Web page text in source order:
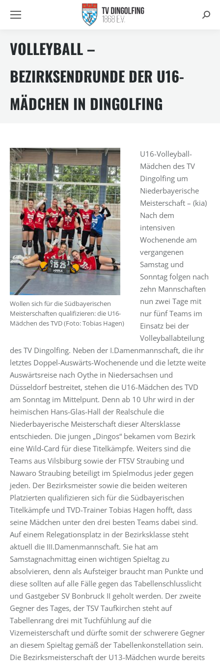
VOLLEYBALL –
BEZIRKSENDRUNDE DER U16-
MÄDCHEN IN DINGOLFING
Wollen sich für die Südbayerischen
Meisterschaften qualifizieren: die U16-
Mädchen des TVD (Foto: Tobias Hagen)
U16-Volleyball-
Mädchen des TV
Dingolfing um
Niederbayerische
Meisterschaft – (kia)
Nach dem
intensiven
Wochenende am
vergangenen
Samstag und
Sonntag folgen nach
zehn Mannschaften
nun zwei Tage mit
nur fünf Teams im
Einsatz bei der
Volleyballabteilung
des TV Dingolfing. Neben der I.Damenmannschaft, die ihr
letztes Doppel-Auswärts-Wochenende und die letzte weite
Auswärtsreise nach Oythe in Niedersachsen und
Düsseldorf bestreitet, stehen die U16-Mädchen des TVD
am Sonntag im Mittelpunt. Denn ab 10 Uhr wird in der
heimischen Hans-Glas-Hall der Realschule die
Niederbayerische Meisterschaft dieser Altersklasse
entschieden. Die jungen „Dingos“ bekamen vom Bezirk
eine Wild-Card für diese Titelkämpfe. Weiters sind die
Teams aus Vilsbiburg sowie der FTSV Straubing und
Nawaro Straubing beteiligt im Spielmodus jeder gegen
jeden. Der Bezirksmeister sowie die beiden weiteren
Platzierten qualifizieren sich für die Südbayerischen
Titelkämpfe und TVD-Trainer Tobias Hagen hofft, dass
seine Mädchen unter den drei besten Teams dabei sind.
Auf einem Relegationsplatz in der Bezirksklasse steht
aktuell die III.Damenmannschaft. Sie hat am
Samstagnachmittag einen wichtigen Spieltag zu
absolvieren, denn als Aufsteiger braucht man Punkte und
diese sollten auf alle Fälle gegen das Tabellenschlusslicht
und Gastgeber SV Bonbruck II geholt werden. Der zweite
Gegner des Tages, der TSV Taufkirchen steht auf
Tabellenrang drei mit Tuchfühlung auf die
Vizemeisterschaft und dürfte somit der schwerere Gegner
an diesem Spieltag gemäß der Tabellenkonstellation sein.
Die Bezirksmeisterschaft der U13-Mädchen wurde bereits